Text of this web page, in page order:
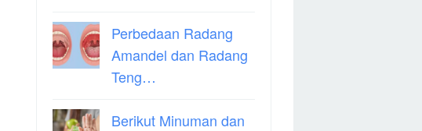
Perbedaan Radang
Amandel dan Radang
Teng…
Berikut Minuman dan